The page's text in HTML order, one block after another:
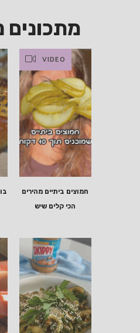
מתכונים
VIDEO
חמוצים ביתיים מהירים
הכי קלים שיש